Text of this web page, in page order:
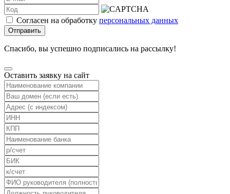
Согласен на обработку персональных данных
Отправить
Спасибо, вы успешно подписались на рассылку!
Оставить заявку на сайт